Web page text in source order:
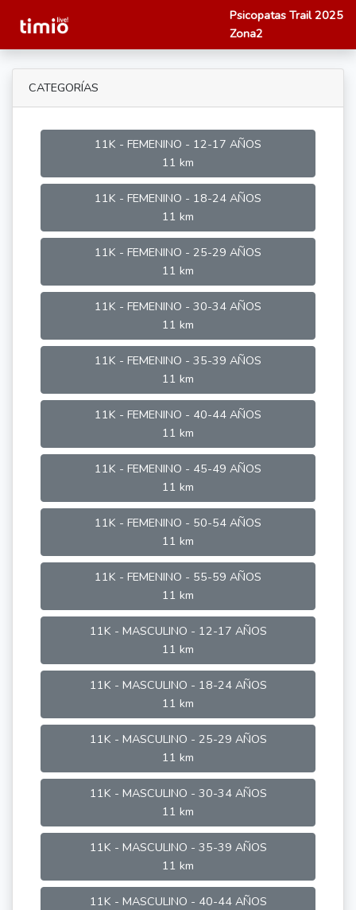
Psicopatas Trail 2025
Zona2
CATEGORÍAS
11K - FEMENINO - 12-17 AÑOS
11 km
11K - FEMENINO - 18-24 AÑOS
11 km
11K - FEMENINO - 25-29 AÑOS
11 km
11K - FEMENINO - 30-34 AÑOS
11 km
11K - FEMENINO - 35-39 AÑOS
11 km
11K - FEMENINO - 40-44 AÑOS
11 km
11K - FEMENINO - 45-49 AÑOS
11 km
11K - FEMENINO - 50-54 AÑOS
11 km
11K - FEMENINO - 55-59 AÑOS
11 km
11K - MASCULINO - 12-17 AÑOS
11 km
11K - MASCULINO - 18-24 AÑOS
11 km
11K - MASCULINO - 25-29 AÑOS
11 km
11K - MASCULINO - 30-34 AÑOS
11 km
11K - MASCULINO - 35-39 AÑOS
11 km
11K - MASCULINO - 40-44 AÑOS